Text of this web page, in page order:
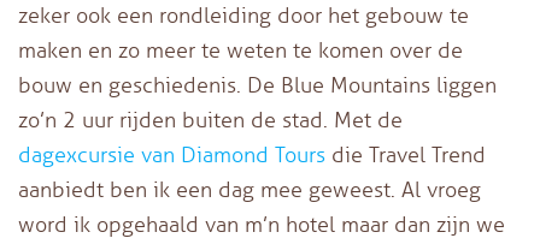
zeker ook een rondleiding door het gebouw te
maken en zo meer te weten te komen over de
bouw en geschiedenis. De Blue Mountains liggen
zo’n 2 uur rijden buiten de stad. Met de
dagexcursie van Diamond Tours die Travel Trend
aanbiedt ben ik een dag mee geweest. Al vroeg
word ik opgehaald van m’n hotel maar dan zijn we